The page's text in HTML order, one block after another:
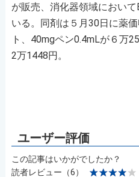
が販売、消化器領域におい
いる。同剤は５月30日に薬
ト、40mgペン0.4mLが６万
2万1448円。
この記事はいかがでしたか？
読者レビュー（6）